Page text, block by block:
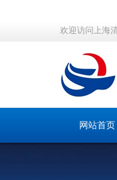
欢迎访问上海
网站首页